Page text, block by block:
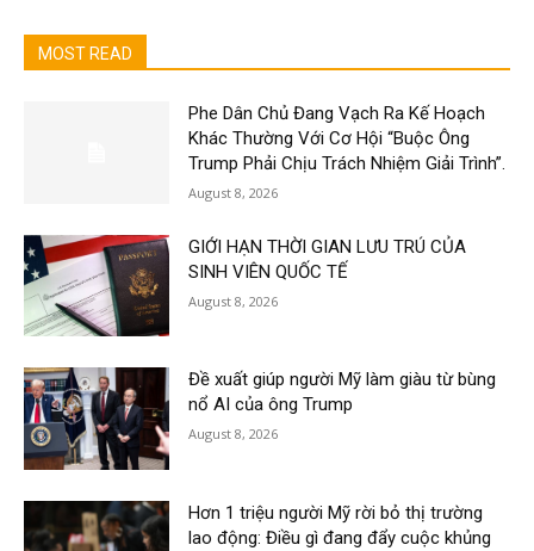
MOST READ
Phe Dân Chủ Đang Vạch Ra Kế Hoạch
Khác Thường Với Cơ Hội “Buộc Ông
Trump Phải Chịu Trách Nhiệm Giải Trình”.
August 8, 2026
GIỚI HẠN THỜI GIAN LƯU TRÚ CỦA
SINH VIÊN QUỐC TẾ
August 8, 2026
Đề xuất giúp người Mỹ làm giàu từ bùng
nổ AI của ông Trump
August 8, 2026
Hơn 1 triệu người Mỹ rời bỏ thị trường
lao động: Điều gì đang đẩy cuộc khủng